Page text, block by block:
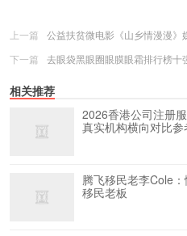
上一篇
公益扶贫微电影《山乡情漫漫》
下一篇
去眼袋黑眼圈眼膜眼霜排行榜十
相关推荐
2026香港公司注册
真实机构横向对比参
腾飞移民老李Cole
移民老板